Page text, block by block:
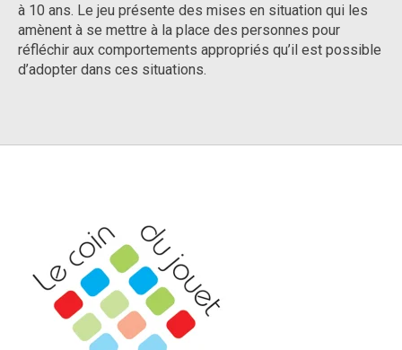
à 10 ans. Le jeu présente des mises en situation qui les
amènent à se mettre à la place des personnes pour
réfléchir aux comportements appropriés qu’il est possible
d’adopter dans ces situations.